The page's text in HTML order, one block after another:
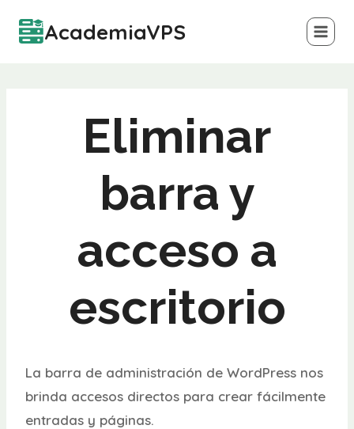
AcademiaVPS
Eliminar
barra y
acceso a
escritorio
La barra de administración de WordPress nos
brinda accesos directos para crear fácilmente
entradas y páginas.